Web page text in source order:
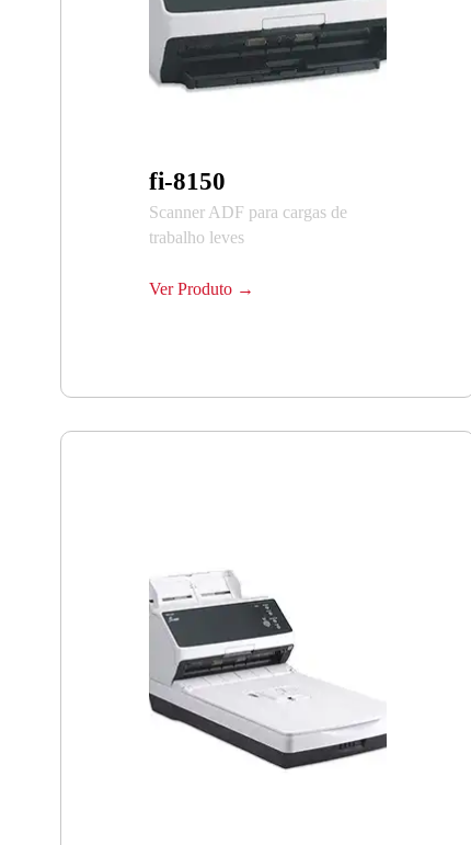
fi-8150
Scanner ADF para cargas de
trabalho leves
Ver Produto →